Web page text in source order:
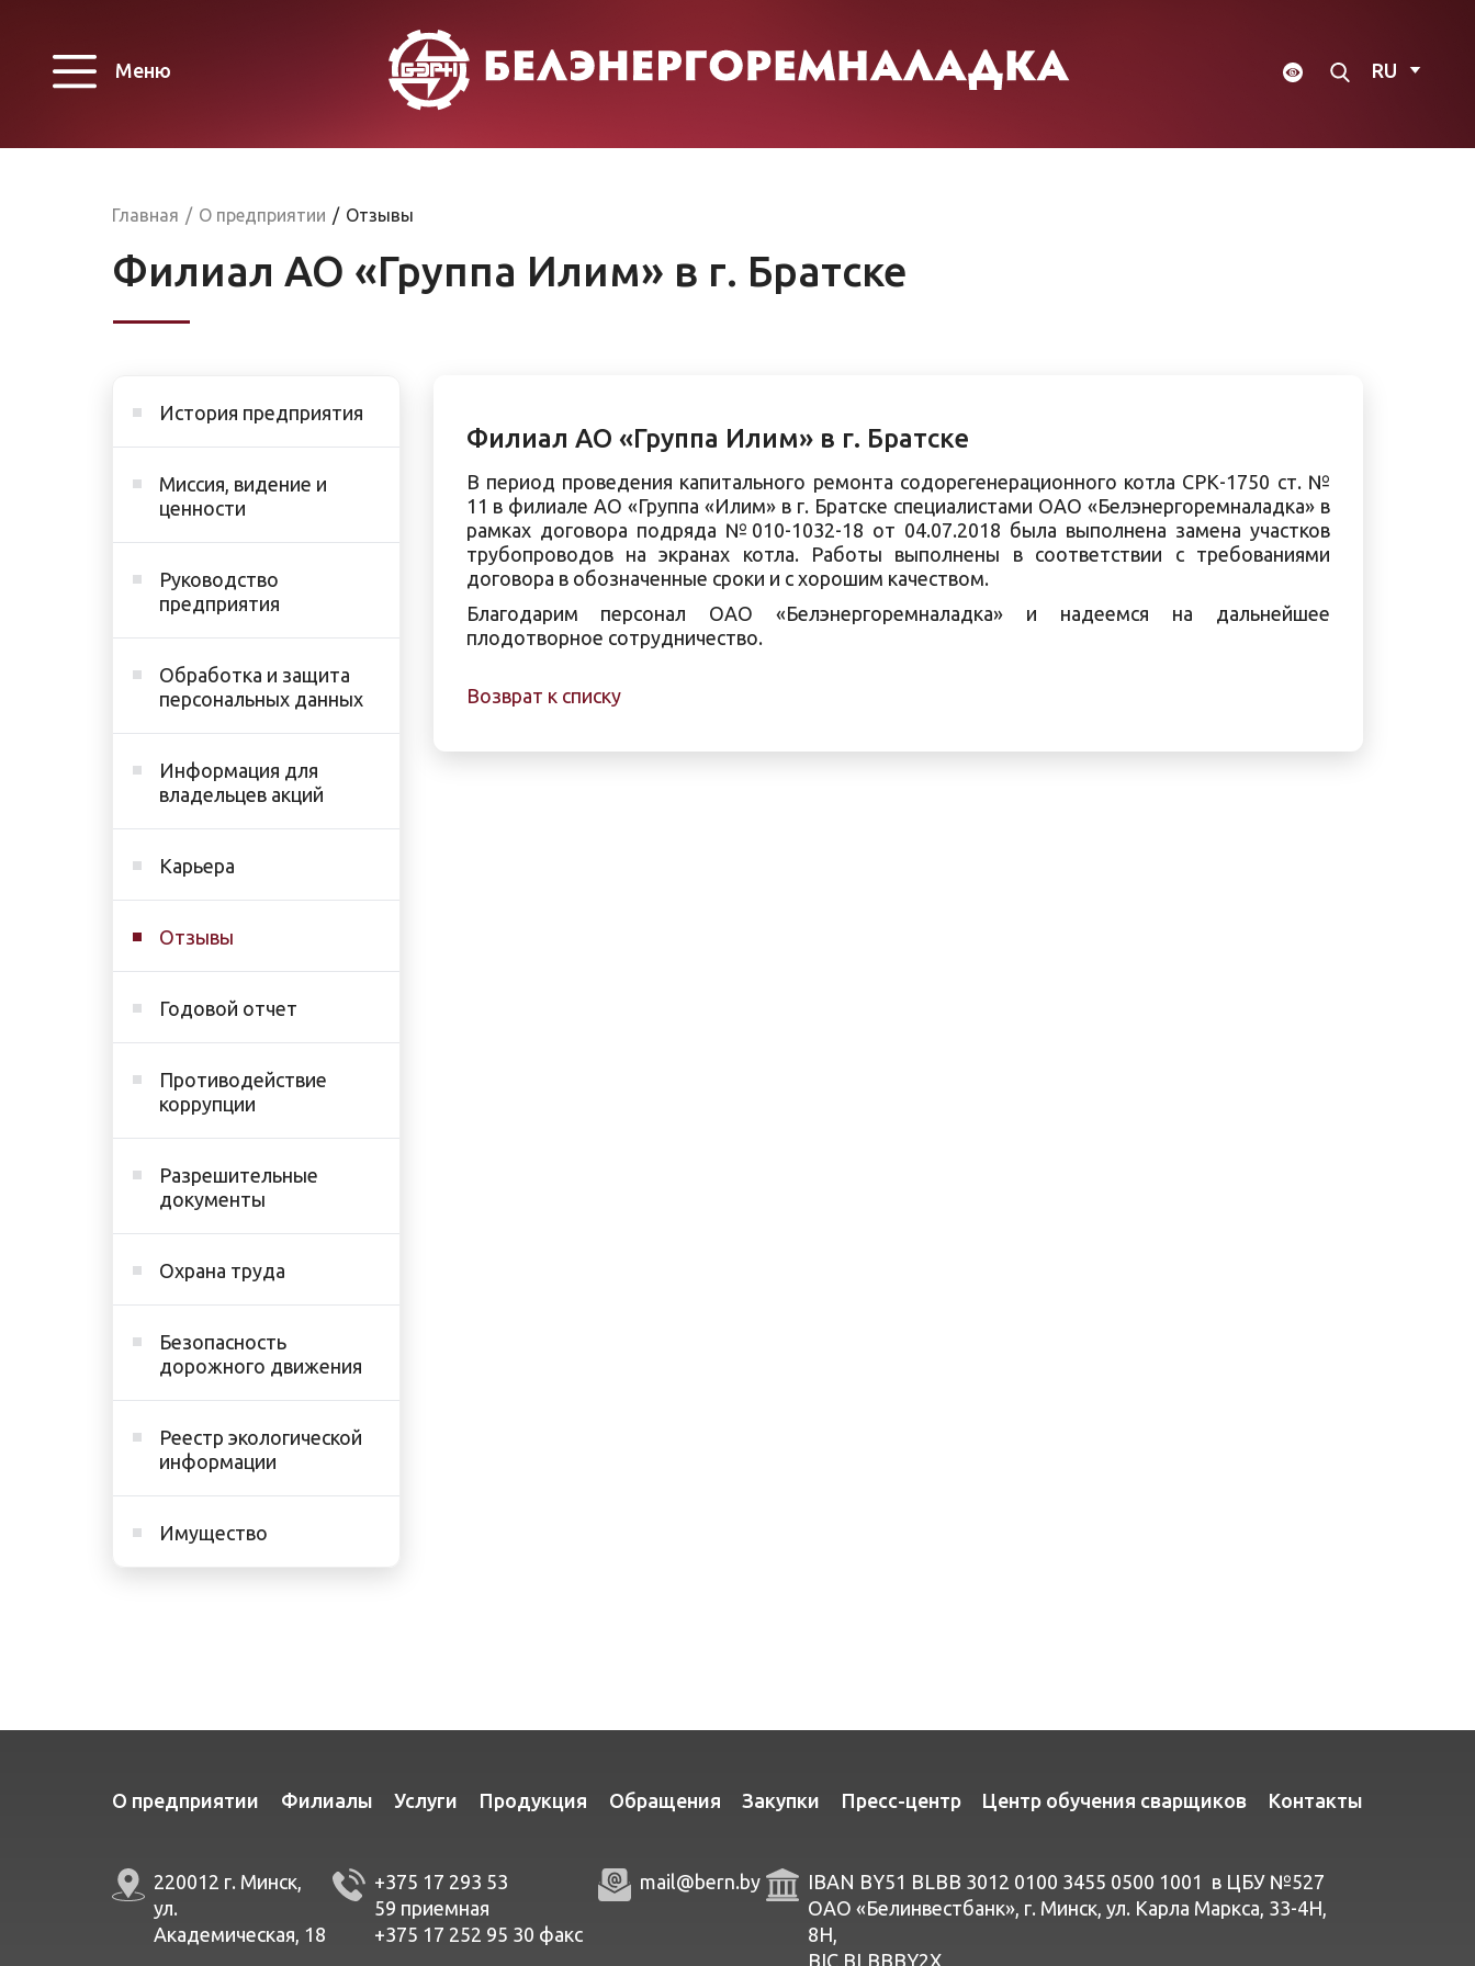
Меню RU
Главная / О предприятии / Отзывы
Филиал АО «Группа Илим» в г. Братске
Филиал АО «Группа Илим» в г. Братске
В период проведения капитального ремонта содорегенерационного котла СРК-1750 ст. №
11 в филиале АО «Группа «Илим» в г. Братске специалистами ОАО «Белэнергоремналадка» в
рамках договора подряда №010-1032-18 от 04.07.2018 была выполнена замена участков
трубопроводов на экранах котла. Работы выполнены в соответствии с требованиями
договора в обозначенные сроки и с хорошим качеством.
Благодарим персонал ОАО «Белэнергоремналадка» и надеемся на дальнейшее
плодотворное сотрудничество.
Возврат к списку
История предприятия
Миссия, видение и
ценности
Руководство
предприятия
Обработка и защита
персональных данных
Информация для
владельцев акций
Карьера
Отзывы
Годовой отчет
Противодействие
коррупции
Разрешительные
документы
Охрана труда
Безопасность
дорожного движения
Реестр экологической
информации
Имущество
О предприятии Филиалы Услуги Продукция Обращения Закупки Пресс-центр Центр обучения сварщиков Контакты
220012 г. Минск,
ул.
Академическая, 18
+375 17 293 53
59 приемная
+375 17 252 95 30 факc
mail@bern.by
IBAN BY51 BLBB 3012 0100 3455 0500 1001 в ЦБУ №527
ОАО «Белинвестбанк», г. Минск, ул. Карла Маркса, 33-4Н,
8Н,
BIC BLBBBY2X